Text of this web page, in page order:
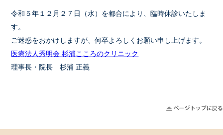
令和５年１２月２７日（水）を都合により、臨時休診いたしま
す。
ご迷惑をおかけしますが、何卒よろしくお願い申し上げます。
医療法人秀明会 杉浦こころのクリニック
理事長・院長 杉浦 正義